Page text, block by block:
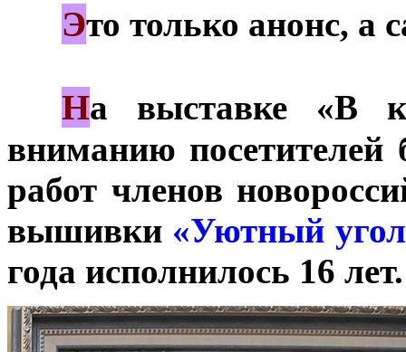
Это только анонс, а
На выставке «В
вниманию посетителей
работ членов
вышивки «Уютный
года исполнилось 16 лет.